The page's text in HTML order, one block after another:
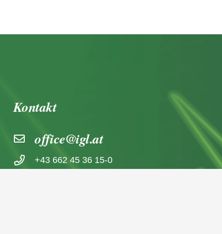
Kontakt
office@igl.at
+43 662 45 36 15-0